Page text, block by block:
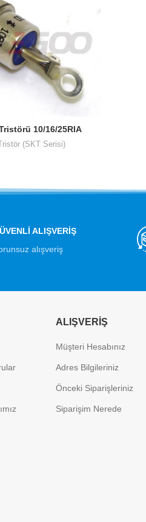
10/16/25RIA
(SKT Serisi)
ALIŞVERİŞ
alışveriş
ALIŞVERIŞ
Müşteri Hesabınız
Adres Bilgileriniz
Önceki Siparişleriniz
Siparişim Nerede